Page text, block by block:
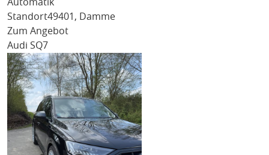
Standort49401, Damme
Zum Angebot
Audi SQ7